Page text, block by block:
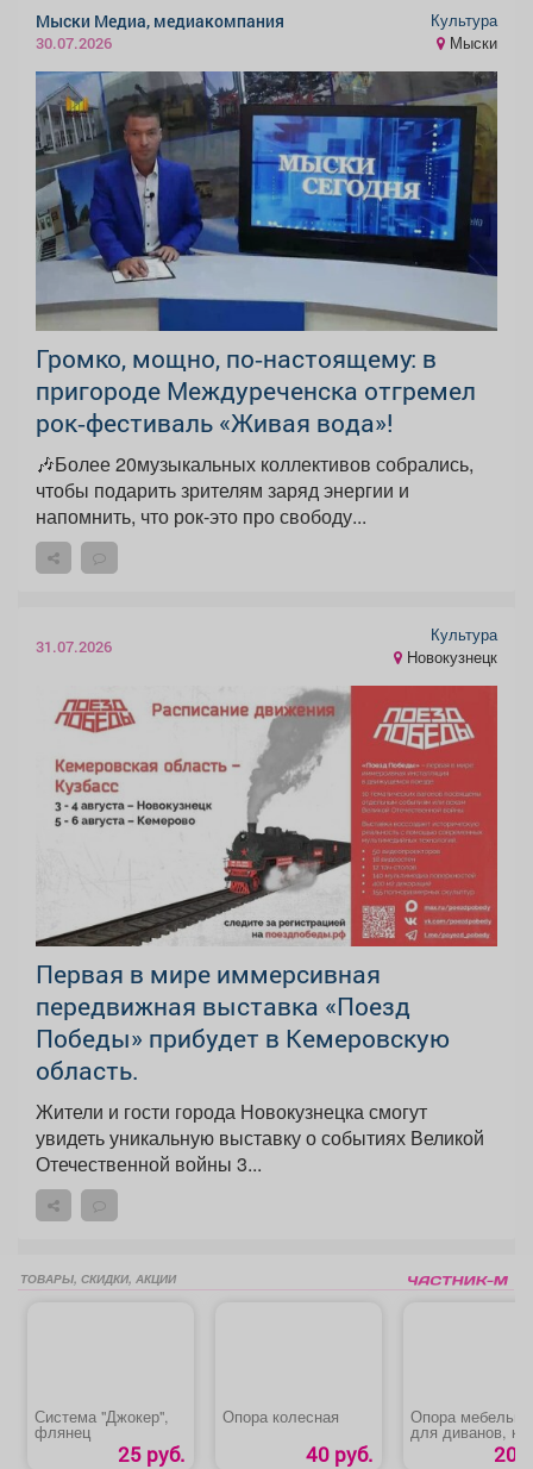
Мыски Медиа, медиакомпания
30.07.2026
Культура
Мыски
Громко, мощно, по‑настоящему: в
пригороде Междуреченска отгремел
рок‑фестиваль «Живая вода»!
🎶Более 20музыкальных коллективов собрались,
чтобы подарить зрителям заряд энергии и
напомнить, что рок-это про свободу...
31.07.2026
Культура
Новокузнецк
Первая в мире иммерсивная
передвижная выставка «Поезд
Победы» прибудет в Кемеровскую
область.
Жители и гости города Новокузнецка смогут
увидеть уникальную выставку о событиях Великой
Отечественной войны 3...
ТОВАРЫ, СКИДКИ, АКЦИИ
Система "Джокер",
флянец
25 руб.
Опора колесная
40 руб.
Опора
для диванов,
20